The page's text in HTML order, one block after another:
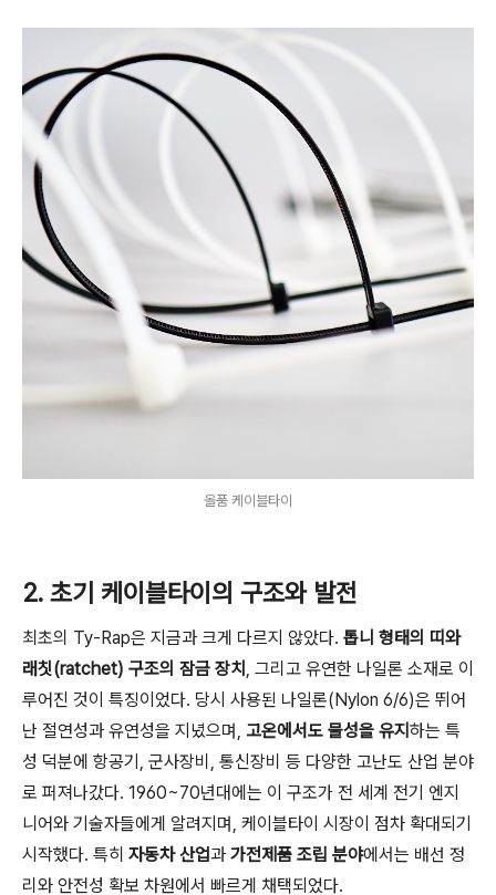
올품 케이블타이
2. 초기 케이블타이의 구조와 발전
최초의 Ty-Rap은 지금과 크게 다르지 않았다. 톱니 형태의 띠와
래칫(ratchet) 구조의 잠금 장치 , 그리고 유연한 나일론 소재로 이
루어진 것이 특징이었다. 당시 사용된 나일론(Nylon 6/6)은 뛰어
난 절연성과 유연성을 지녔으며, 고온에서도 물성을 유지 하는 특
성 덕분에 항공기, 군사장비, 통신장비 등 다양한 고난도 산업 분야
로 퍼져나갔다. 1960~70년대에는 이 구조가 전 세계 전기 엔지
니어와 기술자들에게 알려지며, 케이블타이 시장이 점차 확대되기
시작했다. 특히 자동차 산업과 가전제품 조립 분야에서는 배선 정
리와 안전성 확보 차원에서 빠르게 채택되었다.